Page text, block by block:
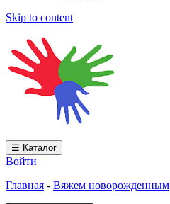
Skip to content
☰ Каталог
Войти
Главная - Вяжем новорожденным